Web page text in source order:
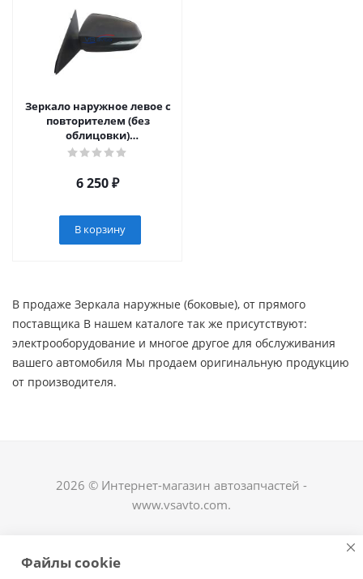
Зеркало наружное левое с
повторителем (без
облицовки)
(электропривод) Лада
6 250₽
В корзину
В продаже Зеркала наружные (боковые), от прямого
поставщика В нашем каталоге так же присутствуют:
электрооборудование и многое другое для обслуживания
вашего автомобиля Мы продаем оригинальную продукцию
от производителя.
2026 © Интернет-магазин автозапчастей -
www.vsavto.com.
Файлы cookie